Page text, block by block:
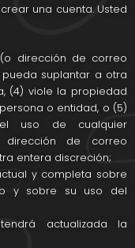
una cuenta. Usted
dirección de correo
suplantar a otra
(4) viole la propiedad
o entidad, o (5)
el uso de cualquier
de correo
entera discreción;
y completa sobre
y sobre su uso del
actualizada la